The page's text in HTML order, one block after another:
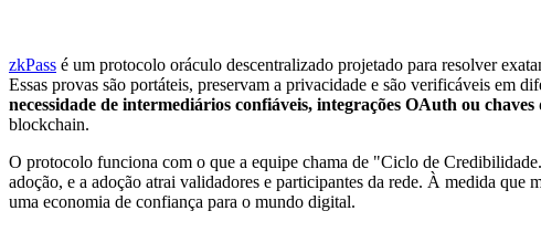
zkPass é um protocolo oráculo descentralizado projetado para resolver
Essas provas são portáteis, preservam a privacidade e são verificáveis em
necessidade de intermediários confiáveis, integrações OAuth ou chaves
blockchain.
O protocolo funciona com o que a equipe chama de "Ciclo de
adoção, e a adoção atrai validadores e participantes da rede. À medida
uma economia de confiança para o mundo digital.